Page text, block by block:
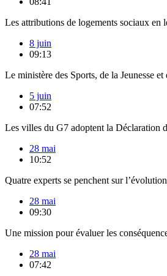
Les attributions de logements sociaux en
8 juin
09:13
Le ministère des Sports, de la Jeunesse
5 juin
07:52
Les villes du G7 adoptent la Déclaration
28 mai
10:52
Quatre experts se penchent sur
28 mai
09:30
Une mission pour évaluer les
28 mai
07:42